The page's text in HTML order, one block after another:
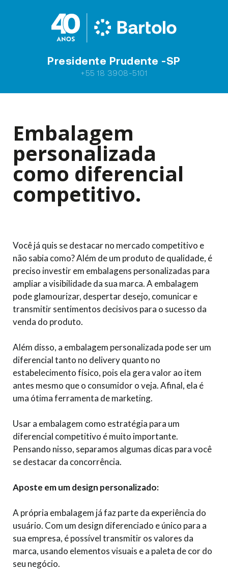
Presidente Prudente -SP
+55 18 3908-5101
Embalagem
personalizada
como diferencial
competitivo.
Você já quis se destacar no mercado competitivo e
não sabia como? Além de um produto de qualidade, é
preciso investir em embalagens personalizadas para
ampliar a visibilidade da sua marca. A embalagem
pode glamourizar, despertar desejo, comunicar e
transmitir sentimentos decisivos para o sucesso da
venda do produto.
Além disso, a embalagem personalizada pode ser um
diferencial tanto no delivery quanto no
estabelecimento físico, pois ela gera valor ao item
antes mesmo que o consumidor o veja. Afinal, ela é
uma ótima ferramenta de marketing.
Usar a embalagem como estratégia para um
diferencial competitivo é muito importante.
Pensando nisso, separamos algumas dicas para você
se destacar da concorrência.
Aposte em um design personalizado:
A própria embalagem já faz parte da experiência do
usuário. Com um design diferenciado e único para a
sua empresa, é possível transmitir os valores da
marca, usando elementos visuais e a paleta de cor do
seu negócio.